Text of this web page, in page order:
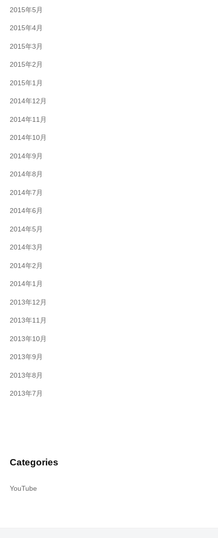
2015年5月
2015年4月
2015年3月
2015年2月
2015年1月
2014年12月
2014年11月
2014年10月
2014年9月
2014年8月
2014年7月
2014年6月
2014年5月
2014年3月
2014年2月
2014年1月
2013年12月
2013年11月
2013年10月
2013年9月
2013年8月
2013年7月
Categories
YouTube